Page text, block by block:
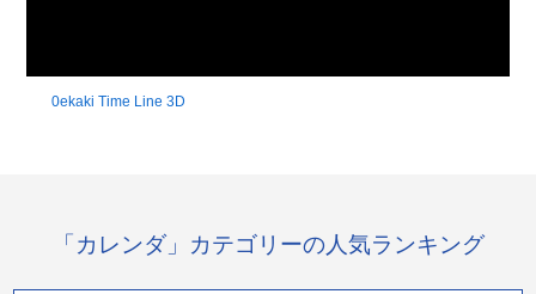
0ekaki Time Line 3D
「カレンダ」カテゴリーの人気ランキング